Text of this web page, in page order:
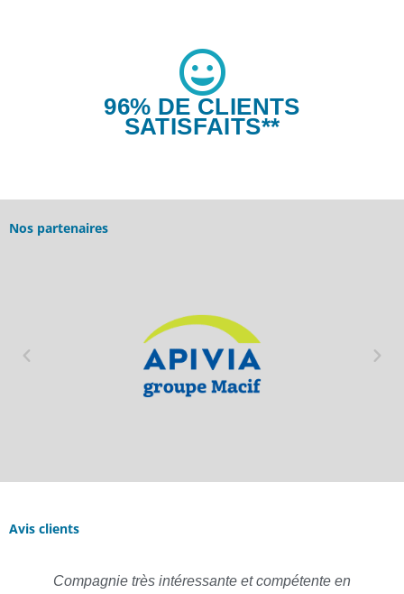
96% DE CLIENTS
SATISFAITS**
Nos partenaires
Avis clients
Compagnie très intéressante et compétente en